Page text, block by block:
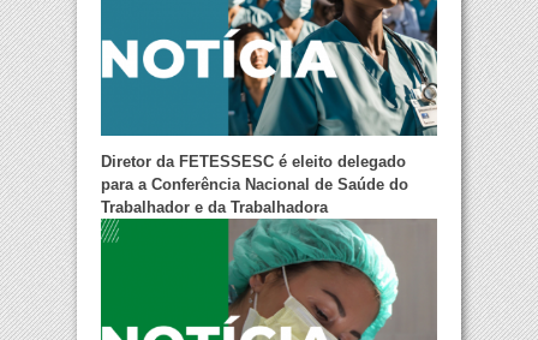
Diretor da FETESSESC é eleito delegado
para a Conferência Nacional de Saúde do
Trabalhador e da Trabalhadora